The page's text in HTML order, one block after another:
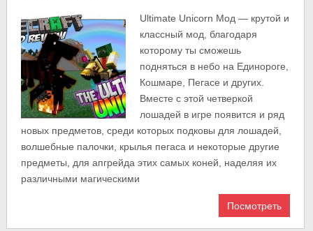
Ultimate Unicorn Мод — крутой и
классный мод, благодаря
которому ты сможешь
подняться в небо на Единороге,
Кошмаре, Пегасе и других.
Вместе с этой четверкой
лошадей в игре появится и ряд
новых предметов, среди которых подковы для лошадей,
волшебные палочки, крылья пегаса и некоторые другие
предметы, для апгрейда этих самых коней, наделяя их
различными магическими
Посмотреть